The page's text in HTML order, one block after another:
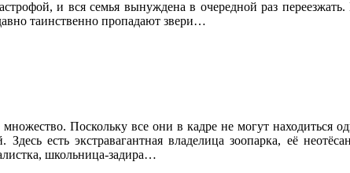
и вся семья вынуждена в очередной раз
таинственно пропадают звери…
Поскольку все они в кадре не могут находиться
есть экстравагантная владелица зоопарка, её
школьница-задира…